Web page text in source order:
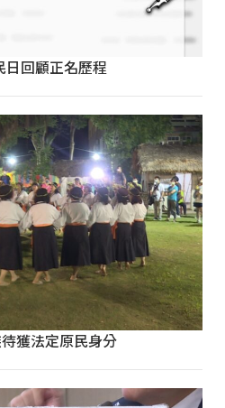
回顧正名歷程
獲法定原民身分